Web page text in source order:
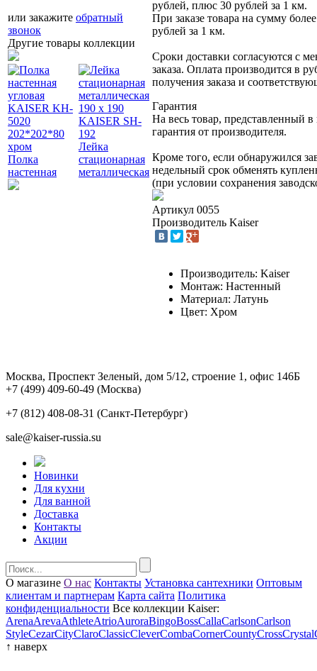
или закажите обратный
звонок
Другие товары коллекции
Полка
настенная
угловая
Лейка
стационарная
металлическая
Сливной
механизм
KАISER
автомат для
писсуара
3 790P-
Дозатор для
жидкого мыла
3055 серебро
2 810P-
рублей, плюс 30 рублей за 1 км.
При заказе товара на сумму
рублей за 1 км.
Сроки доставки согласуются с
заказа. Оплата производится в
получения заказа и
Гарантия
На весь товар, представленный
гарантия от производителя.
Кроме того, если обнаружился
недельный срок обменять
(при условии сохранения
Артикул 0055
Производитель Kaiser
Производитель: Kaiser
Монтаж: Настенный
Материал: Латунь
Цвет: Хром
Москва, Проспект Зеленый, дом 5/12, строение 1, офис 146Б
+7 (499) 409-60-49 (Москва)
+7 (812) 408-08-31 (Санкт-Петербург)
sale@kaiser-russia.su
Новинки
Для кухни
Для ванной
Доставка
Контакты
Акции
О магазине О нас Контакты Установка сантехники Оптовым
клиентам и партнерам Карта сайта Политика
конфиденциальности Все коллекции Kaiser:
ArenaArevaAthleteAtrioAuroraBingoBossCallaCarlsonCarlson
StyleCezarCityClaroClassicCleverCombaCornerCountyCrossCrystal
↑ наверх